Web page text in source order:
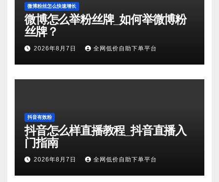
微博粉丝怎么快速增长
微博怎么举粉丝牌_如何举微博粉
丝牌？
2026年8月7日 全网低价自助下单平台
抖音有效粉
抖音怎么样直播教程_抖音直播入
门指南
2026年8月7日 全网低价自助下单平台